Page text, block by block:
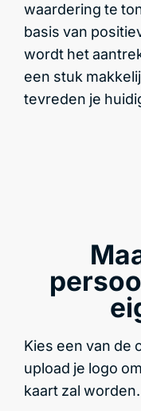
waardering te
basis van
wordt het
een stuk
tevreden je
Kies een van de
upload je logo
kaart zal worden.